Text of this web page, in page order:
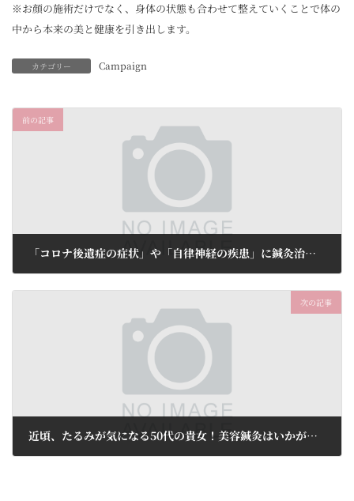
※お顔の施術だけでなく、身体の状態も合わせて整えていくことで体の
中から本来の美と健康を引き出します。
カテゴリー Campaign
前の記事
「コロナ後遺症の症状」や「自律神経の疾患」に鍼灸治療はいかがでしょうか。トライアルコース5,200円(税込)
次の記事
近頃、たるみが気になる50代の貴女！美容鍼灸はいかがでしょう！初回限定65%OFF 5,980円(税込)